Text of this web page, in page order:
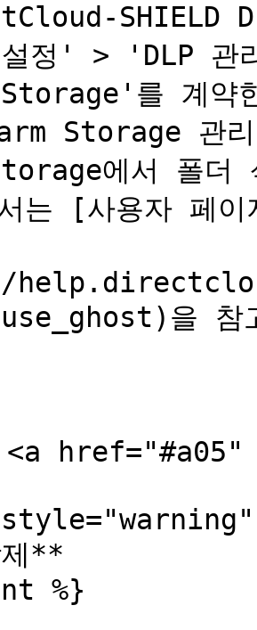
SHIELD
정' > 'DLP 관
를 계약
Storage 관
에서 폴더
는 [사용자 페
을 참
<a
**
%}